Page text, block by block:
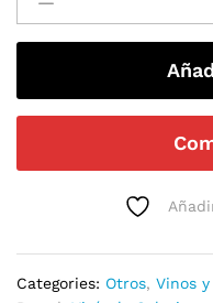
Categories: Otros, Vinos